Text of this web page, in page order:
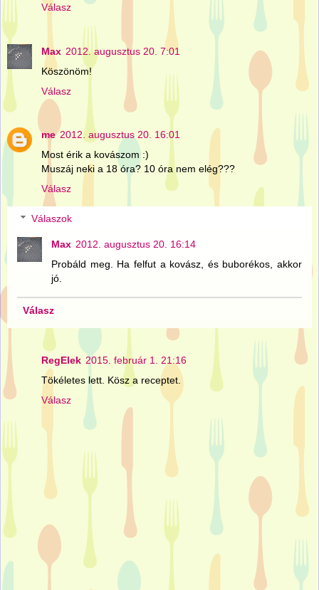
Válasz
Max 2012. augusztus 20. 7:01
Köszönöm!
Válasz
me 2012. augusztus 20. 16:01
Most érik a kovászom :)
Muszáj neki a 18 óra? 10 óra nem elég???
Válasz
Válaszok
Max 2012. augusztus 20. 16:14
Probáld meg. Ha felfut a kovász, és buborékos, akkor
jó.
Válasz
RegElek 2015. február 1. 21:16
Tökéletes lett. Kösz a receptet.
Válasz